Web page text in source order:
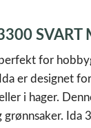
SVART
for
er designet
i hager.
Ida